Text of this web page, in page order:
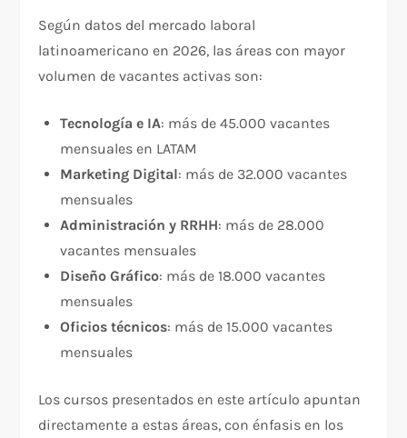
Según datos del mercado laboral
latinoamericano en 2026, las áreas con mayor
volumen de vacantes activas son:
Tecnología e IA: más de 45.000 vacantes
mensuales en LATAM
Marketing Digital: más de 32.000 vacantes
mensuales
Administración y RRHH: más de 28.000
vacantes mensuales
Diseño Gráfico: más de 18.000 vacantes
mensuales
Oficios técnicos: más de 15.000 vacantes
mensuales
Los cursos presentados en este artículo apuntan
directamente a estas áreas, con énfasis en los